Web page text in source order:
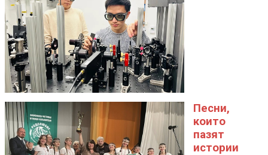
Песни,
които
пазят
истории